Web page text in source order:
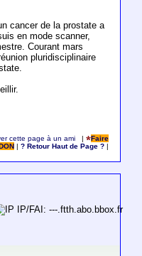
cancer de la prostate a
en mode scanner,
Courant mars
pluridisciplinaire
cette page à un ami |
Faire
|? Retour Haut de Page ?
IP/FAI: ---.ftth.abo.bbox.fr